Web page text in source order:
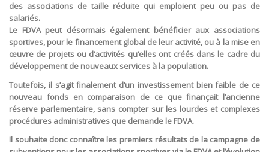
des associations de taille réduite qui emploient peu ou pas de
salariés.
Le FDVA peut désormais également bénéficier aux associations
sportives, pour le financement global de leur activité, ou à la mise en
œuvre de projets ou d’activités qu’elles ont créés dans le cadre du
développement de nouveaux services à la population.
Toutefois, il s’agit finalement d’un investissement bien faible de ce
nouveau fonds en comparaison de ce que finançait l’ancienne
réserve parlementaire, sans compter sur les lourdes et complexes
procédures administratives que demande le FDVA.
Il souhaite donc connaître les premiers résultats de la campagne de